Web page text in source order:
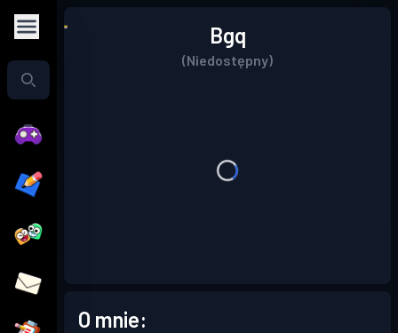
Bgq
(Niedostępny)
O mnie: